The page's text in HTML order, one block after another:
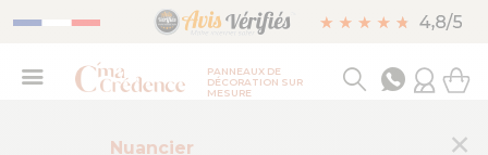
PANNEAUX DE
DÉCORATION SUR
MESURE
Nuancier